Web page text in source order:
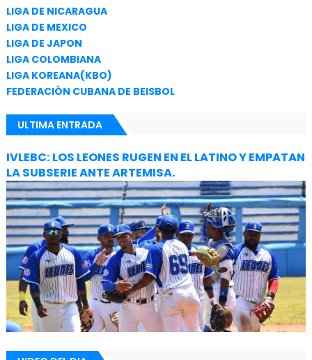
LIGA DE NICARAGUA
LIGA DE MEXICO
LIGA DE JAPON
LIGA COLOMBIANA
LIGA KOREANA(KBO)
FEDERACIÓN CUBANA DE BEISBOL
ULTIMA ENTRADA
IVLEBC: LOS LEONES RUGEN EN EL LATINO Y EMPATAN
LA SUBSERIE ANTE ARTEMISA.